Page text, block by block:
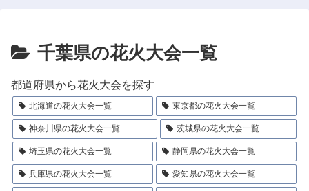
千葉県の花火大会一覧
都道府県から花火大会を探す
北海道の花火大会一覧 東京都の花火大会一覧
神奈川県の花火大会一覧 茨城県の花火大会一覧
埼玉県の花火大会一覧 静岡県の花火大会一覧
兵庫県の花火大会一覧 愛知県の花火大会一覧